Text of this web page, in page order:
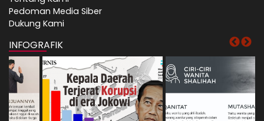
Pedoman Media Siber
Dukung Kami
INFOGRAFIK